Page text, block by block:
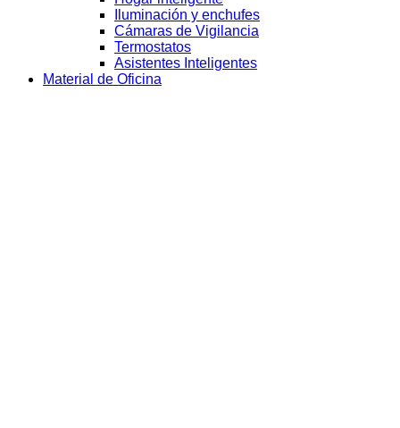
Iluminación y enchufes
Cámaras de Vigilancia
Termostatos
Asistentes Inteligentes
Material de Oficina